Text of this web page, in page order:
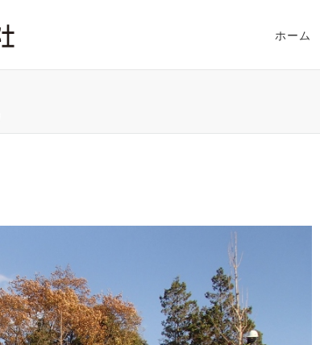
ホーム